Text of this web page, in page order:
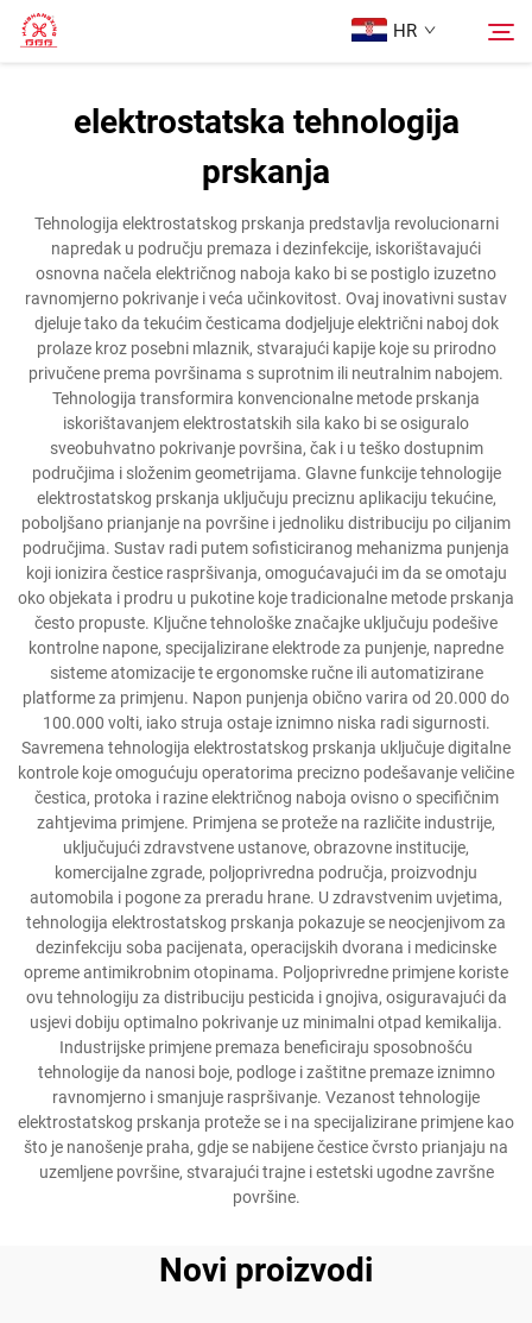
HR
Proizvodi
Više o nama
Slučajevi
Kontaktirajte Nas
elektrostatska tehnologija
prskanja
Tehnologija elektrostatskog prskanja predstavlja revolucionarni
napredak u području premaza i dezinfekcije, iskorištavajući
osnovna načela električnog naboja kako bi se postiglo izuzetno
ravnomjerno pokrivanje i veća učinkovitost. Ovaj inovativni sustav
djeluje tako da tekućim česticama dodjeljuje električni naboj dok
prolaze kroz posebni mlaznik, stvarajući kapije koje su prirodno
privučene prema površinama s suprotnim ili neutralnim nabojem.
Tehnologija transformira konvencionalne metode prskanja
iskorištavanjem elektrostatskih sila kako bi se osiguralo
sveobuhvatno pokrivanje površina, čak i u teško dostupnim
područjima i složenim geometrijama. Glavne funkcije tehnologije
elektrostatskog prskanja uključuju preciznu aplikaciju tekućine,
poboljšano prianjanje na površine i jednoliku distribuciju po ciljanim
područjima. Sustav radi putem sofisticiranog mehanizma punjenja
koji ionizira čestice raspršivanja, omogućavajući im da se omotaju
oko objekata i prodru u pukotine koje tradicionalne metode prskanja
često propuste. Ključne tehnološke značajke uključuju podešive
kontrolne napone, specijalizirane elektrode za punjenje, napredne
sisteme atomizacije te ergonomske ručne ili automatizirane
platforme za primjenu. Napon punjenja obično varira od 20.000 do
100.000 volti, iako struja ostaje iznimno niska radi sigurnosti.
Savremena tehnologija elektrostatskog prskanja uključuje digitalne
kontrole koje omogućuju operatorima precizno podešavanje veličine
čestica, protoka i razine električnog naboja ovisno o specifičnim
zahtjevima primjene. Primjena se proteže na različite industrije,
uključujući zdravstvene ustanove, obrazovne institucije,
komercijalne zgrade, poljoprivredna područja, proizvodnju
automobila i pogone za preradu hrane. U zdravstvenim uvjetima,
tehnologija elektrostatskog prskanja pokazuje se neocjenjivom za
dezinfekciju soba pacijenata, operacijskih dvorana i medicinske
opreme antimikrobnim otopinama. Poljoprivredne primjene koriste
ovu tehnologiju za distribuciju pesticida i gnojiva, osiguravajući da
usjevi dobiju optimalno pokrivanje uz minimalni otpad kemikalija.
Industrijske primjene premaza beneficiraju sposobnošću
tehnologije da nanosi boje, podloge i zaštitne premaze iznimno
ravnomjerno i smanjuje raspršivanje. Vezanost tehnologije
elektrostatskog prskanja proteže se i na specijalizirane primjene kao
što je nanošenje praha, gdje se nabijene čestice čvrsto prianjaju na
uzemljene površine, stvarajući trajne i estetski ugodne završne
površine.
Novi proizvodi